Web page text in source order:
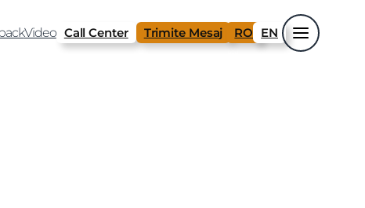
Video Call Center Trimite Mesaj RO EN